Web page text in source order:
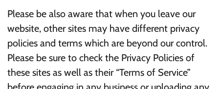
Please be also aware that when you leave our
website, other sites may have different privacy
policies and terms which are beyond our control.
Please be sure to check the Privacy Policies of
these sites as well as their “Terms of Service”